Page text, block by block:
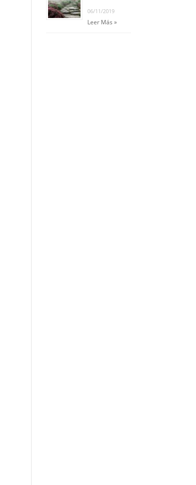
06/11/2019
Leer Más »